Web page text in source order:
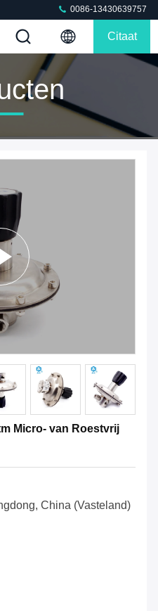
0086-13430639757
Citaat
Micro- van Roestvrij
China (vasteland)